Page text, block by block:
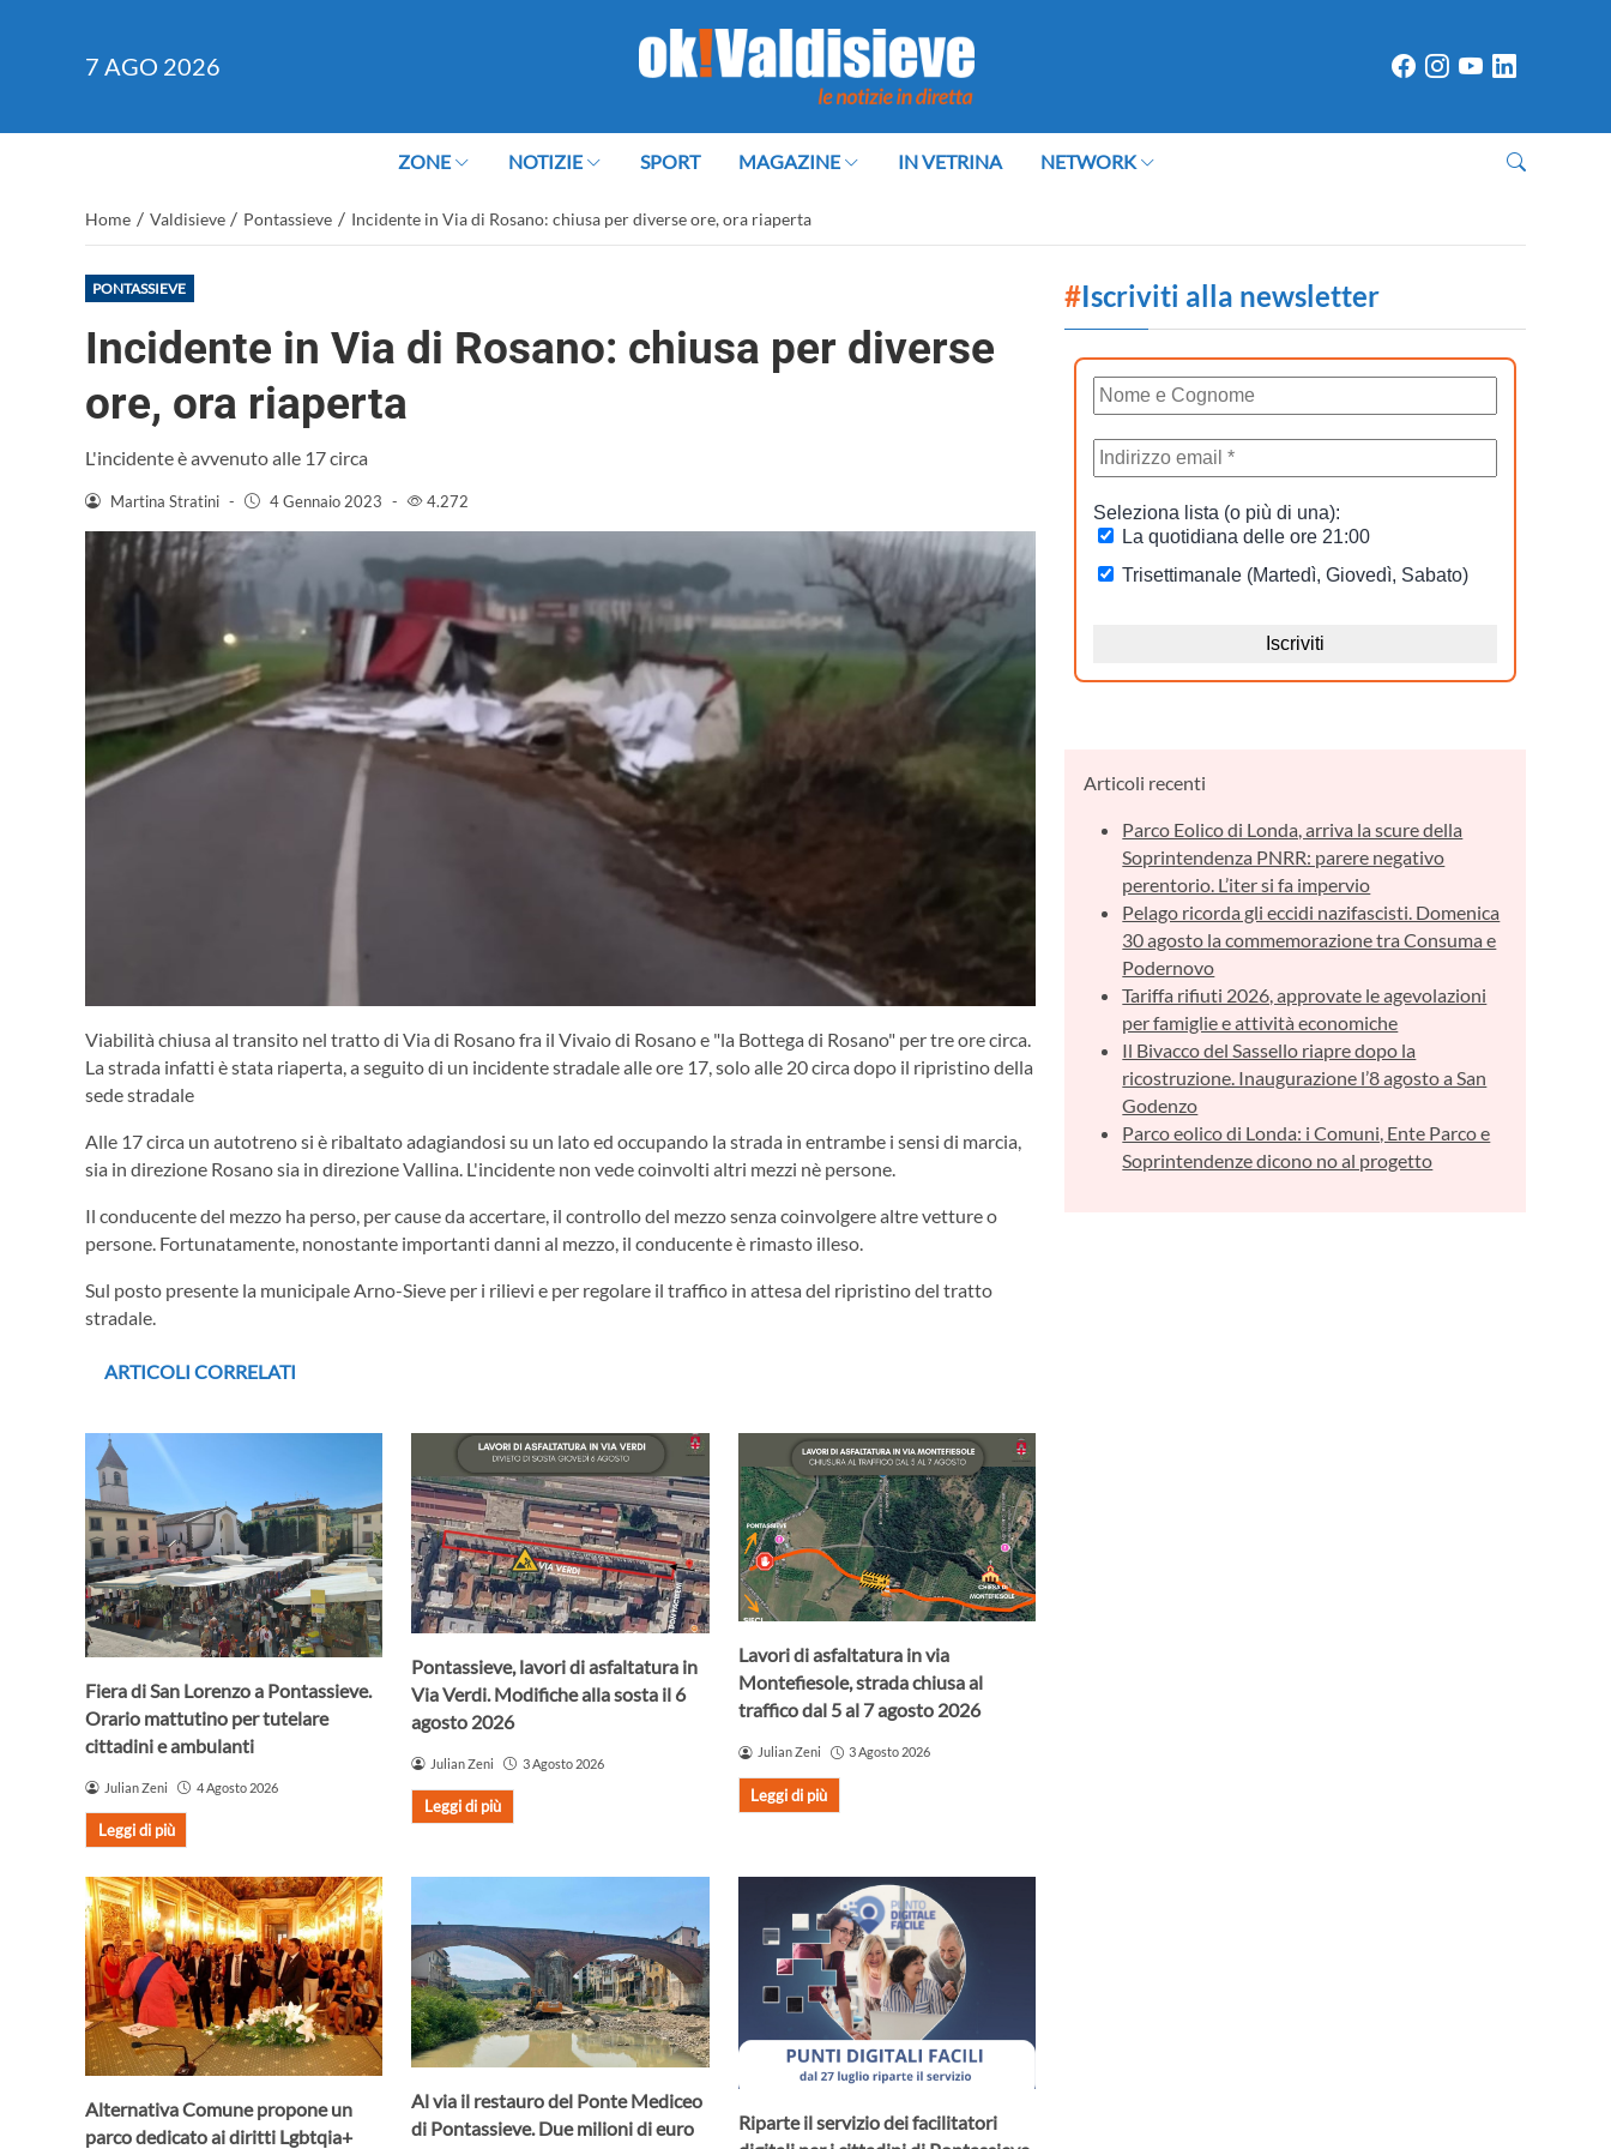
7 AGO 2026
ZONE NOTIZIE SPORT MAGAZINE IN VETRINA NETWORK
Home / Valdisieve / Pontassieve / Incidente in Via di Rosano: chiusa per diverse ore, ora riaperta
PONTASSIEVE
Incidente in Via di Rosano: chiusa per diverse
ore, ora riaperta
L'incidente è avvenuto alle 17 circa
Martina Stratini - 4 Gennaio 2023 - 4.272
Viabilità chiusa al transito nel tratto di Via di Rosano fra il Vivaio di Rosano e "la Bottega di Rosano" per tre ore circa.
La strada infatti è stata riaperta, a seguito di un incidente stradale alle ore 17, solo alle 20 circa dopo il ripristino della
sede stradale
Alle 17 circa un autotreno si è ribaltato adagiandosi su un lato ed occupando la strada in entrambe i sensi di marcia,
sia in direzione Rosano sia in direzione Vallina. L'incidente non vede coinvolti altri mezzi nè persone.
Il conducente del mezzo ha perso, per cause da accertare, il controllo del mezzo senza coinvolgere altre vetture o
persone. Fortunatamente, nonostante importanti danni al mezzo, il conducente è rimasto illeso.
Sul posto presente la municipale Arno-Sieve per i rilievi e per regolare il traffico in attesa del ripristino del tratto
stradale.
ARTICOLI CORRELATI
Fiera di San Lorenzo a Pontassieve.
Orario mattutino per tutelare
cittadini e ambulanti
Julian Zeni 4 Agosto 2026
Leggi di più
Pontassieve, lavori di asfaltatura in
Via Verdi. Modifiche alla sosta il 6
agosto 2026
Julian Zeni 3 Agosto 2026
Leggi di più
Lavori di asfaltatura in via
Montefiesole, strada chiusa al
traffico dal 5 al 7 agosto 2026
Julian Zeni 3 Agosto 2026
Leggi di più
Alternativa Comune propone un
parco dedicato ai diritti Lgbtqia+
Al via il restauro del Ponte Mediceo
di Pontassieve. Due milioni di euro
Riparte il servizio dei facilitatori
#Iscriviti alla newsletter
Articoli recenti
Parco Eolico di Londa, arriva la scure della
Soprintendenza PNRR: parere negativo
perentorio. L’iter si fa impervio
Pelago ricorda gli eccidi nazifascisti. Domenica
30 agosto la commemorazione tra Consuma e
Podernovo
Tariffa rifiuti 2026, approvate le agevolazioni
per famiglie e attività economiche
Il Bivacco del Sassello riapre dopo la
ricostruzione. Inaugurazione l’8 agosto a San
Godenzo
Parco eolico di Londa: i Comuni, Ente Parco e
Soprintendenze dicono no al progetto